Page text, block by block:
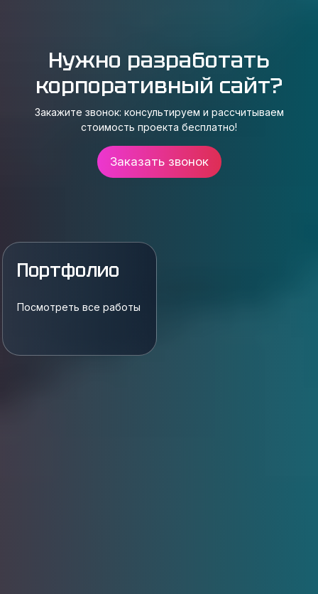
Нужно разработать
корпоративный сайт?
Закажите звонок: консультируем и рассчитываем
стоимость проекта бесплатно!
Заказать звонок
Портфолио
Посмотреть все работы